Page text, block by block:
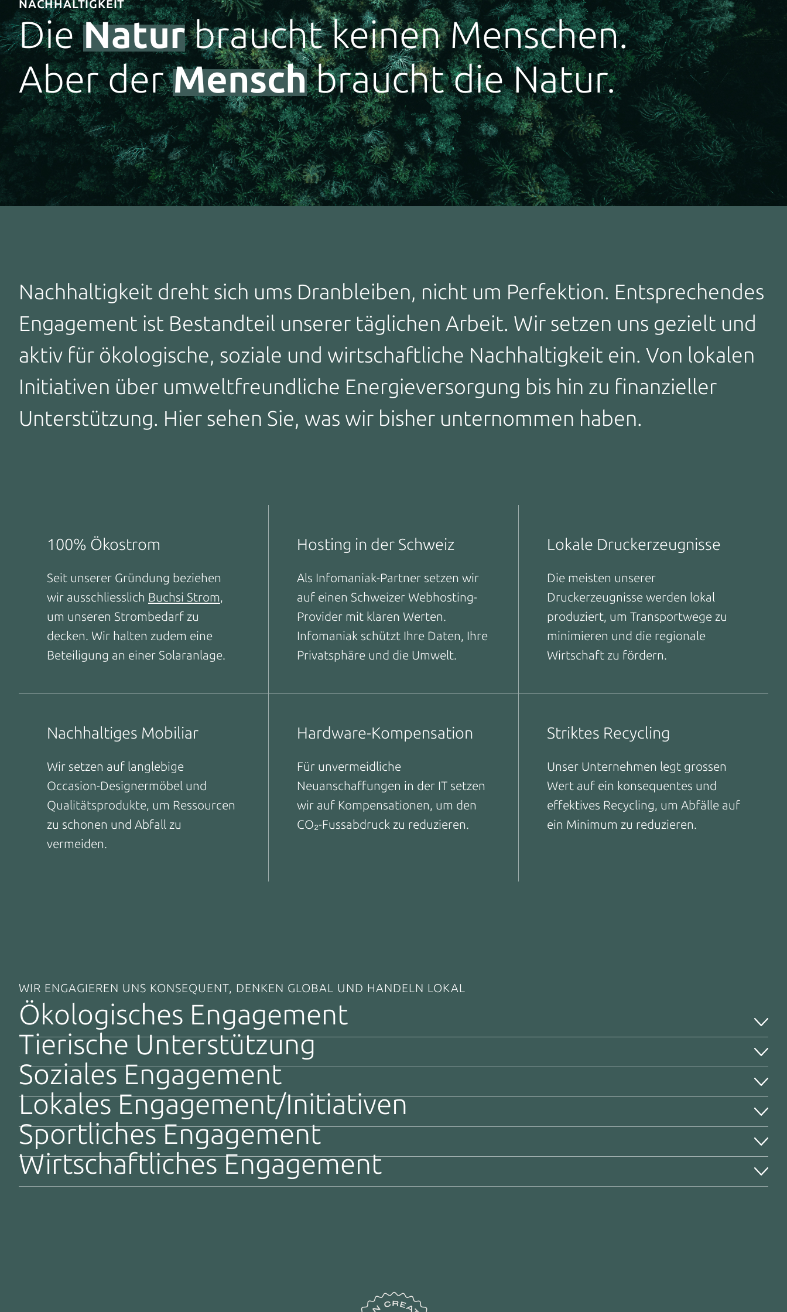
NACHHALTIGKEIT
DieNaturbraucht keinen Menschen.
Aber derMenschbraucht die Natur.
Nachhaltigkeit dreht sich ums Dranbleiben, nicht um Perfektion. Entsprechendes
Engagement ist Bestandteil unserer täglichen Arbeit. Wir setzen uns gezielt und
aktiv für ökologische, soziale und wirtschaftliche Nachhaltigkeit ein. Von lokalen
Initiativen über umweltfreundliche Energieversorgung bis hin zu finanzieller
Unterstützung. Hier sehen Sie, was wir bisher unternommen haben.
100% Ökostrom
Seit unserer Gründung beziehen
wir ausschliesslich Buchsi Strom,
um unseren Strombedarf zu
decken. Wir halten zudem eine
Beteiligung an einer Solaranlage.
Hosting in der Schweiz
Als Infomaniak-Partner setzen wir
auf einen Schweizer Webhosting-
Provider mit klaren Werten.
Infomaniak schützt Ihre Daten, Ihre
Privatsphäre und die Umwelt.
Lokale Druckerzeugnisse
Die meisten unserer
Druckerzeugnisse werden lokal
produziert, um Transportwege zu
minimieren und die regionale
Wirtschaft zu fördern.
Nachhaltiges Mobiliar
Wir setzen auf langlebige
Occasion-Designermöbel und
Qualitätsprodukte, um Ressourcen
zu schonen und Abfall zu
vermeiden.
Hardware-Kompensation
Für unvermeidliche
Neuanschaffungen in der IT setzen
wir auf Kompensationen, um den
CO₂-Fussabdruck zu reduzieren.
Striktes Recycling
Unser Unternehmen legt grossen
Wert auf ein konsequentes und
effektives Recycling, um Abfälle auf
ein Minimum zu reduzieren.
WIR ENGAGIEREN UNS KONSEQUENT, DENKEN GLOBAL UND HANDELN LOKAL
Ökologisches Engagement
Tierische Unterstützung
Soziales Engagement
Lokales Engagement/Initiativen
Sportliches Engagement
Wirtschaftliches Engagement